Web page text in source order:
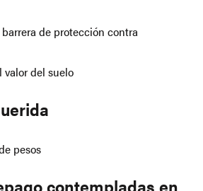
de protección contra
valor del suelo
pesos
contempladas en